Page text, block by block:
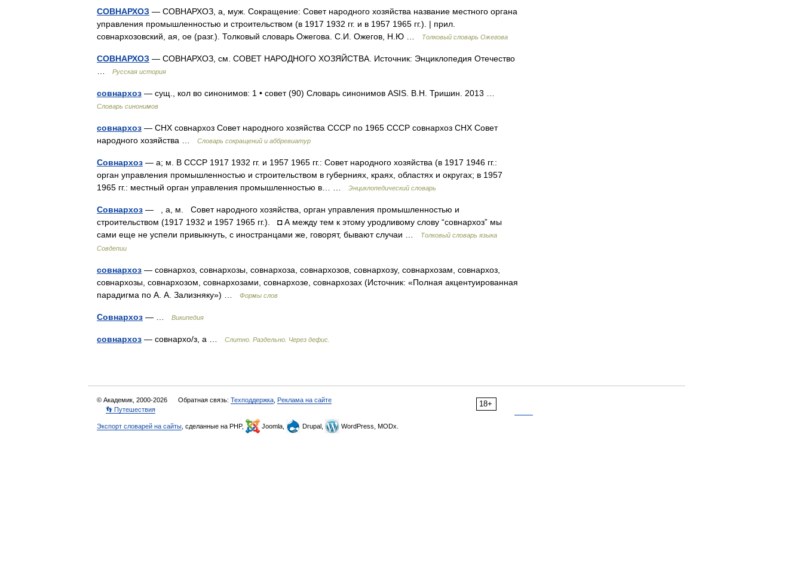
СОВНАРХОЗ — СОВНАРХОЗ, а, муж. Сокращение: Совет народного хозяйства название местного органа
управления промышленностью и строительством (в 1917 1932 гг. и в 1957 1965 гг.). | прил.
совнархозовский, ая, ое (разг.). Толковый словарь Ожегова. С.И. Ожегов, Н.Ю …
Толковый словарь Ожегова
СОВНАРХОЗ — СОВНАРХОЗ, см. СОВЕТ НАРОДНОГО ХОЗЯЙСТВА. Источник: Энциклопедия Отечество
Русская история
совнархоз — сущ., кол во синонимов: 1 • совет (90) Словарь синонимов ASIS. В.Н. Тришин. 2013 …
Словарь синонимов
совнархоз — СНХ совнархоз Совет народного хозяйства СССР по 1965 СССР совнархоз СНХ Совет
народного хозяйства …
Словарь сокращений и аббревиатур
Совнархоз — а; м. В СССР 1917 1932 гг. и 1957 1965 гг.: Совет народного хозяйства (в 1917 1946 гг.:
орган управления промышленностью и строительством в губерниях, краях, областях и округах; в 1957
1965 гг.: местный орган управления промышленностью в… …
Энциклопедический словарь
Совнархоз — , а, м. Совет народного хозяйства, орган управления промышленностью и
строительством (1917 1932 и 1957 1965 гг.). ◘ А между тем к этому уродливому слову “совнархоз” мы
сами еще не успели привыкнуть, с иностранцами же, говорят, бывают случаи …
Толковый словарь языка
Совдепии
совнархоз — совнархоз, совнархозы, совнархоза, совнархозов, совнархозу, совнархозам, совнархоз,
совнархозы, совнархозом, совнархозами, совнархозе, совнархозах (Источник: «Полная акцентуированная
парадигма по А. А. Зализняку») …
Формы слов
Совнархоз — … Википедия
совнархоз — совнархо/з, а … Слитно. Раздельно. Через дефис.
18+
© Академик, 2000-2026 Обратная связь: Техподдержка Реклама на сайте
👣 Путешествия
Экспорт словарей на сайты , сделанные на PHP, Joomla, Drupal, WordPress, MODx.